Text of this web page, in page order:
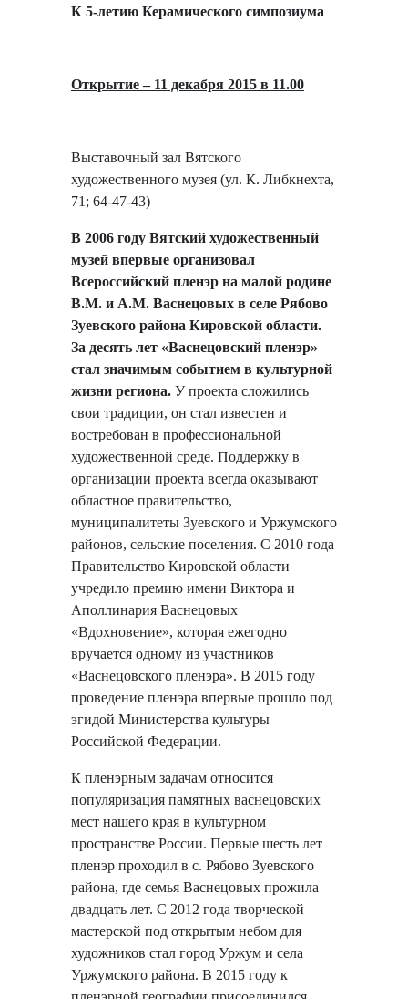
К 5-летию Керамического симпозиума
Открытие – 11 декабря 2015 в 11.00
Выставочный зал Вятского
художественного музея (ул. К. Либкнехта,
71; 64-47-43)
В 2006 году Вятский художественный
музей впервые организовал
Всероссийский пленэр на малой родине
В.М. и А.М. Васнецовых в селе Рябово
Зуевского района Кировской области.
За десять лет «Васнецовский пленэр»
стал значимым событием в культурной
жизни региона. У проекта сложились
свои традиции, он стал известен и
востребован в профессиональной
художественной среде. Поддержку в
организации проекта всегда оказывают
областное правительство,
муниципалитеты Зуевского и Уржумского
районов, сельские поселения. С 2010 года
Правительство Кировской области
учредило премию имени Виктора и
Аполлинария Васнецовых
«Вдохновение», которая ежегодно
вручается одному из участников
«Васнецовского пленэра». В 2015 году
проведение пленэра впервые прошло под
эгидой Министерства культуры
Российской Федерации.
К пленэрным задачам относится
популяризация памятных васнецовских
мест нашего края в культурном
пространстве России. Первые шесть лет
пленэр проходил в с. Рябово Зуевского
района, где семья Васнецовых прожила
двадцать лет. С 2012 года творческой
мастерской под открытым небом для
художников стал город Уржум и села
Уржумского района. В 2015 году к